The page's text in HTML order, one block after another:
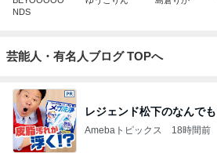
NDS
芸能人・有名人ブログ TOPへ
レジェンド松下のなんでも
Amebaトピックス 18時間前